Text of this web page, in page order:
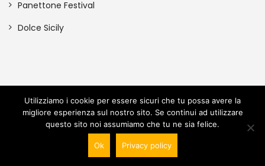
Panettone Festival
Dolce Sicily
© 2023 SICILY EVENT SRLS P.IVA: 06781000820 | Tutti i diritti
sono riservati
Utilizziamo i cookie per essere sicuri che tu possa avere la
migliore esperienza sul nostro sito. Se continui ad utilizzare
questo sito noi assumiamo che tu ne sia felice.
Ok Privacy policy